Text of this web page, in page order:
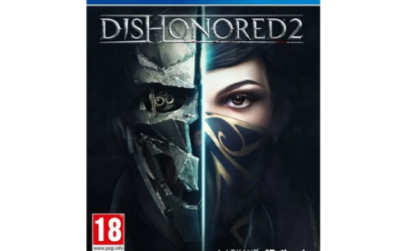
0,0
hvězdiček.